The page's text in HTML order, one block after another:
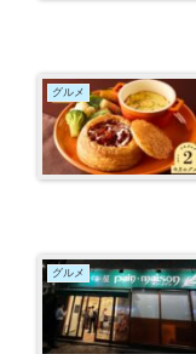
グルメ
グルメ